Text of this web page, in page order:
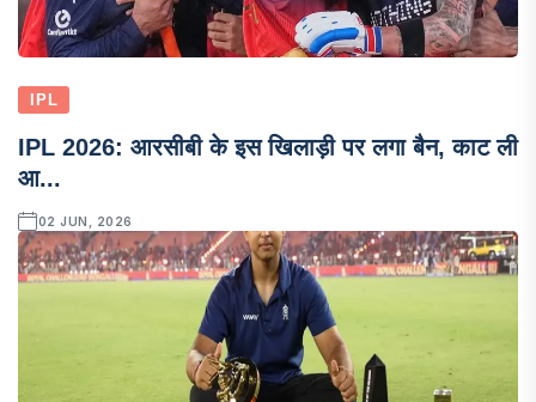
IPL
IPL 2026: आरसीबी के इस खिलाड़ी पर लगा बैन, काट ली
आ...
02 JUN, 2026